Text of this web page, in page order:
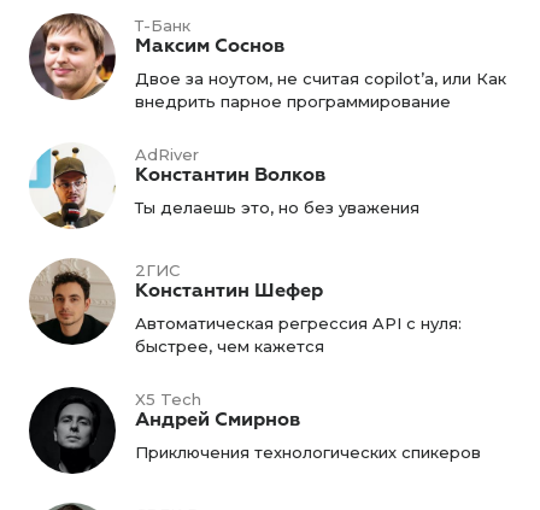
Т-Банк
Максим Соснов
Двое за ноутом, не считая copilot’а, или Как
внедрить парное программирование
AdRiver
Константин Волков
Ты делаешь это, но без уважения
2ГИС
Константин Шефер
Автоматическая регрессия API с нуля:
быстрее, чем кажется
X5 Tech
Андрей Смирнов
Приключения технологических спикеров